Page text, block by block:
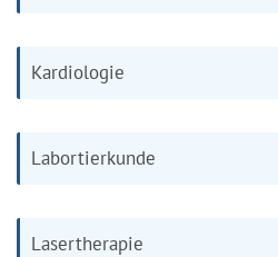
Kardiologie
Labortierkunde
Lasertherapie